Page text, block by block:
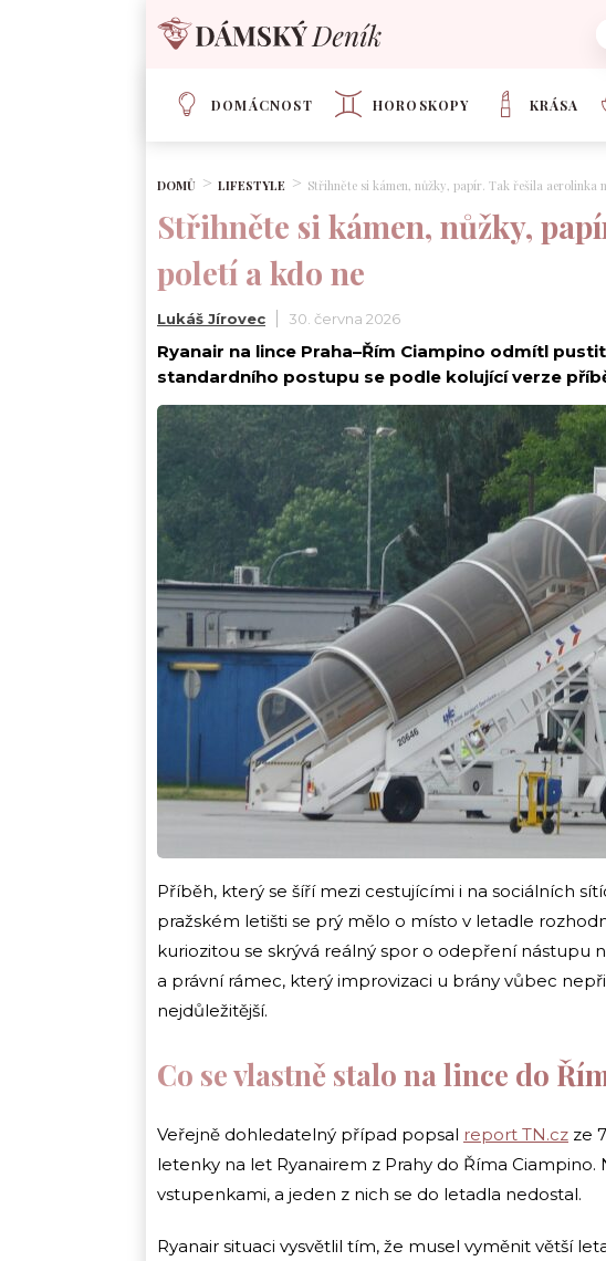
DOMÁCNOST HOROSKOPY KRÁSA
DOMŮ LIFESTYLE Střihněte si kámen, nůžky, papír. Tak řešila aerolinka
Střihněte si kámen, nůžky,
poletí a kdo ne
Lukáš Jírovec 30. června 2026
Ryanair na lince Praha–Řím Ciampino odmítl
standardního postupu se podle kolující verze
Příběh, který se šíří mezi cestujícími i na sociálních
pražském letišti se prý mělo o místo v letadle
kuriozitou se skrývá reálný spor o odepření nástupu
a právní rámec, který improvizaci u brány vůbec
nejdůležitější.
Co se vlastně stalo na lince do
Veřejně dohledatelný případ popsal report TN.cz ze
letenky na let Ryanairem z Prahy do Říma
vstupenkami, a jeden z nich se do letadla nedostal.
Ryanair situaci vysvětlil tím, že musel vyměnit větší